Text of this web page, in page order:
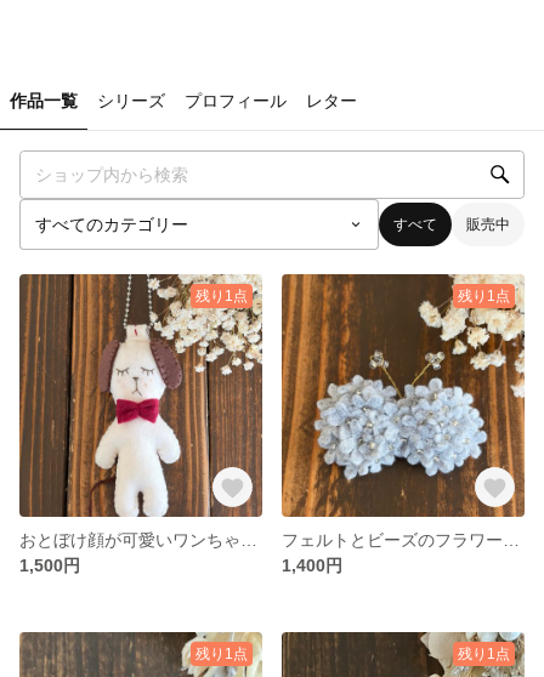
作品一覧 シリーズ プロフィール レター
すべて 販売中
残り1点
1,500円
残り1点
1,400円
残り1点 残り1点